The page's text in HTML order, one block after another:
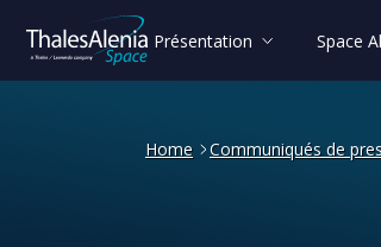
Présentation Space
Home Communiqués de